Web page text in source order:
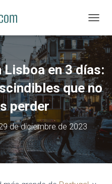
Lisboa en 3 días:
que no
perder
de diciembre de 2023